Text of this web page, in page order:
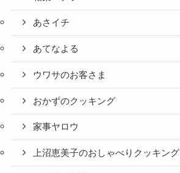
あさイチ
あてなよる
ウワサのお客さま
おかずのクッキング
家事ヤロウ
上沼恵美子のおしゃべりクッキング